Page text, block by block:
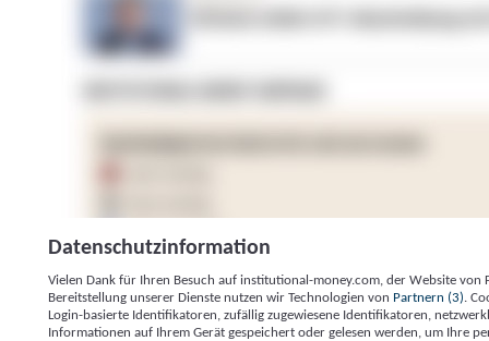
Datenschutzinformation
Vielen Dank für Ihren Besuch auf institutional-money.com, der Website von
Bereitstellung unserer Dienste nutzen wir Technologien von Partnern (3) .
Login-basierte Identifikatoren, zufällig zugewiesene Identifikatoren,
Informationen auf Ihrem Gerät gespeichert oder gelesen werden, um Ihre